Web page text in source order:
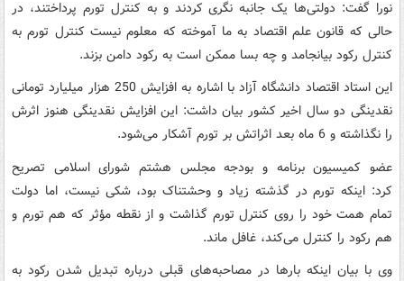
نورا گفت: دولتی‌ها یک جانبه نگری کردند و به کنترل تورم پرداختند، در
حالی که قانون علم اقتصاد به ما آموخته که معلوم نیست کنترل تورم به
کنترل رکود بیانجامد و چه بسا ممکن است به رکود دامن بزند.
این استاد اقتصاد دانشگاه آزاد با اشاره به افزایش 250 هزار میلیارد تومانی
نقدینگی دو سال اخیر کشور بیان داشت: این افزایش نقدینگی هنوز اثرش
را نگذاشته و 6 ماه بعد اثراتش بر تورم آشکار می‌شود.
عضو کمیسیون برنامه و بودجه مجلس هشتم شورای اسلامی تصریح
کرد: اینکه تورم در گذشته زیاد و وحشتناک بود، شکی نیست، اما دولت
تمام همت خود را روی کنترل تورم گذاشت و از نقطه مؤثر که هم تورم و
هم رکود را کنترل می‌کند، غافل ماند.
وی با بیان اینکه بارها در مصاحبه‌های قبلی درباره تبدیل شدن رکود به